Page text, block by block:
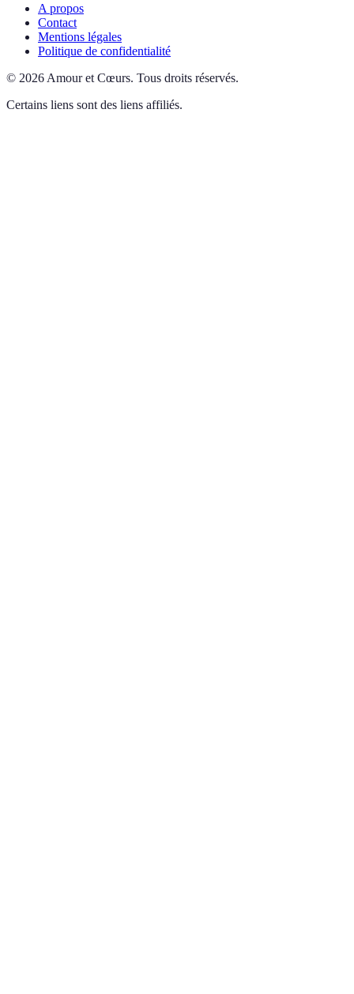
A propos
Contact
Mentions légales
Politique de confidentialité
© 2026 Amour et Cœurs. Tous droits réservés.
Certains liens sont des liens affiliés.